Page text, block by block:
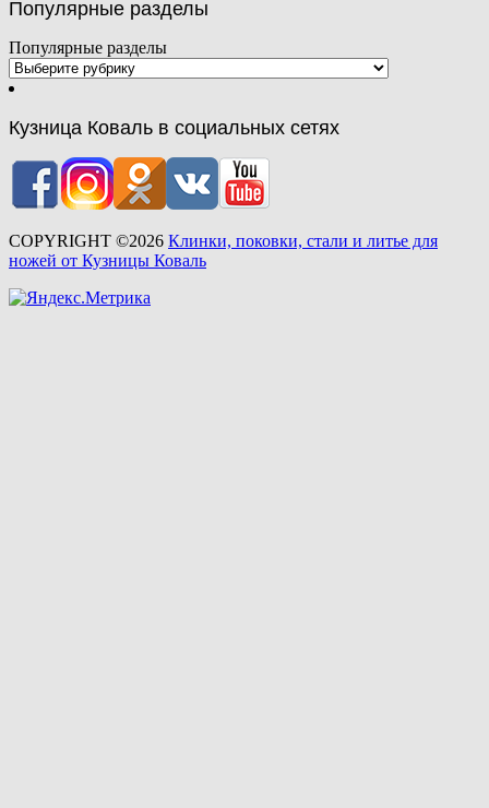
Популярные разделы
Популярные разделы
Кузница Коваль в социальных сетях
COPYRIGHT ©2026 Клинки, поковки, стали и литье для
ножей от Кузницы Коваль